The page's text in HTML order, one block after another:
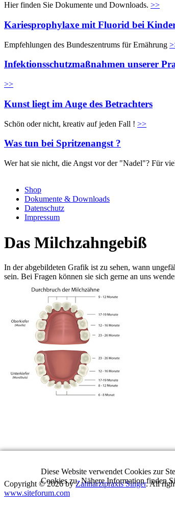
Hier finden Sie Dokumente und Downloads. >>
Kariesprophylaxe mit Fluorid bei
Empfehlungen des Bundeszentrums für Ernährung
Infektionsschutzmaßnahmen unserer
>>
Kunst liegt im Auge des Betrachters
Schön oder nicht, kreativ auf jeden Fall ! >>
Was tun bei Spritzenangst ?
Wer hat sie nicht, die Angst vor der "Nadel"? Für
Shop
Dokumente & Downloads
Datenschutz
Impressum
Das Milchzahngebiß
In der abgebildeten Grafik ist zu sehen, wann
sein. Bei Fragen können sie sich gerne an uns
Copyright © 2026 byZahnarztpraxis Singer. All
www.siteforum.com
Diese Website verwendet Cookies zur
Cookies zu. Nähere Information finden